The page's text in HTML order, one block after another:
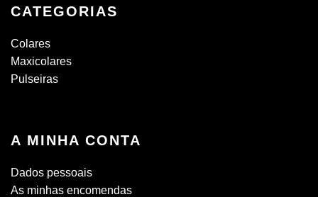
CATEGORIAS
Colares
Maxicolares
Pulseiras
A MINHA CONTA
Dados pessoais
As minhas encomendas